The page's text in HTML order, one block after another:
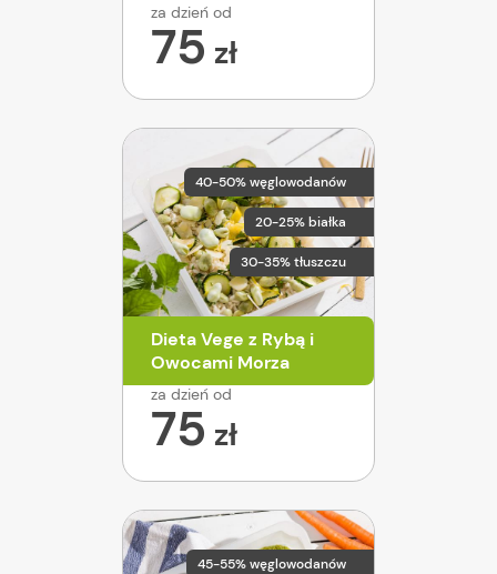
za dzień od
75 zł
40-50% węglowodanów
20-25% białka
30-35% tłuszczu
Dieta Vege z Rybą i
Owocami Morza
za dzień od
75 zł
45-55% węglowodanów